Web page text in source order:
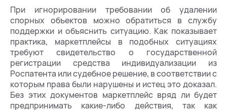
При игнорировании требовании об удалении
спорных объектов можно обратиться в службу
поддержки и объяснить ситуацию. Как показывает
практика, маркетплейсы в подобных ситуациях
требуют свидетельство о государственной
регистрации средства индивидуализации из
Роспатента или судебное решение, в соответствии с
которым права были нарушены и истец это доказал.
Без этих документов маркетплейс вряд ли будет
предпринимать какие-либо действия, так как